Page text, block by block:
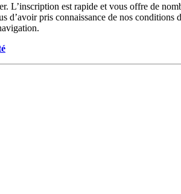
L’inscription est rapide et vous offre de
d’avoir pris connaissance de nos